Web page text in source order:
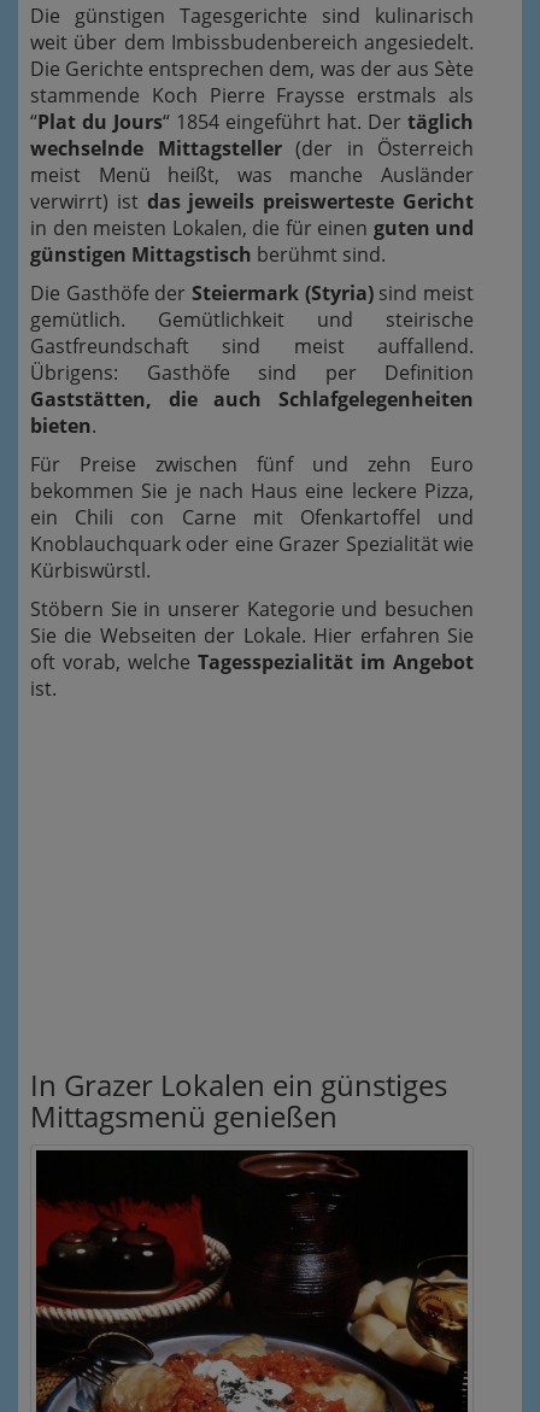
Die günstigen Tagesgerichte sind kulinarisch
weit über dem Imbissbudenbereich angesiedelt.
Die Gerichte entsprechen dem, was der aus Sète
stammende Koch Pierre Fraysse erstmals als
“Plat du Jours“ 1854 eingeführt hat. Der täglich
wechselnde Mittagsteller(der in Österreich
meist Menü heißt, was manche Ausländer
verwirrt) ist das jeweils preiswerteste Gericht
in den meisten Lokalen, die für einen guten und
günstigen Mittagstisch berühmt sind.
Die Gasthöfe der Steiermark (Styria)sind meist
gemütlich. Gemütlichkeit und steirische
Gastfreundschaft sind meist auffallend.
Übrigens: Gasthöfe sind per Definition
Gaststätten, die auch Schlafgelegenheiten
bieten.
Für Preise zwischen fünf und zehn Euro
bekommen Sie je nach Haus eine leckere Pizza,
ein Chili con Carne mit Ofenkartoffel und
Knoblauchquark oder eine Grazer Spezialität wie
Kürbiswürstl.
Stöbern Sie in unserer Kategorie und besuchen
Sie die Webseiten der Lokale. Hier erfahren Sie
oft vorab, welche Tagesspezialität im Angebot
ist.
In Grazer Lokalen ein günstiges
Mittagsmenü genießen